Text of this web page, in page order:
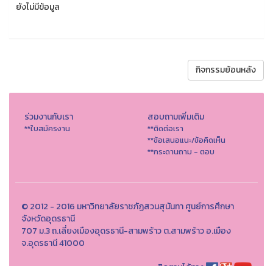
ยังไม่มีข้อมูล
กิจกรรมย้อนหลัง
ร่วมงานกับเรา
**ใบสมัครงาน
สอบถามเพิ่มเติม
**ติดต่อเรา
**ข้อเสนอแนะ/ข้อคิดเห็น
**กระดานถาม - ตอบ
© 2012 - 2016 มหาวิทยาลัยราชภัฏสวนสุนันทา ศูนย์การศึกษา
จังหวัดอุดรธานี
707 ม.3 ถ.เลี่ยงเมืองอุดรธานี-สามพร้าว ต.สามพร้าว อ.เมือง
จ.อุดรธานี 41000